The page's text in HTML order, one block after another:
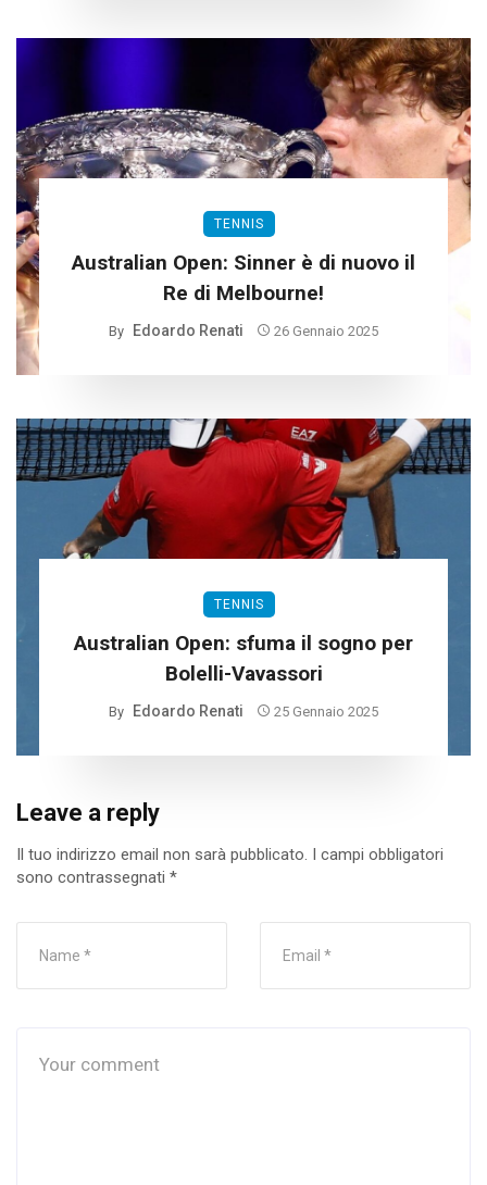
TENNIS
Australian Open: Sinner è di nuovo il
Re di Melbourne!
By Edoardo Renati 26 Gennaio 2025
TENNIS
Australian Open: sfuma il sogno per
Bolelli-Vavassori
By Edoardo Renati 25 Gennaio 2025
Leave a reply
Il tuo indirizzo email non sarà pubblicato. I campi obbligatori
sono contrassegnati *